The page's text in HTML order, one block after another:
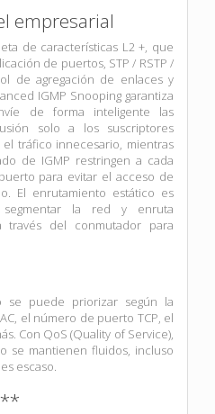
empresarial
de características L2 +, que
de puertos, STP / RSTP /
de agregación de enlaces y
IGMP Snooping garantiza
de forma inteligente las
solo a los suscriptores
tráfico innecesario, mientras
de IGMP restringen a cada
para evitar el acceso de
El enrutamiento estático es
la red y enruta
del conmutador para
puede priorizar según la
el número de puerto TCP, el
Con QoS (Quality of Service),
se mantienen fluidos, incluso
escaso.
**